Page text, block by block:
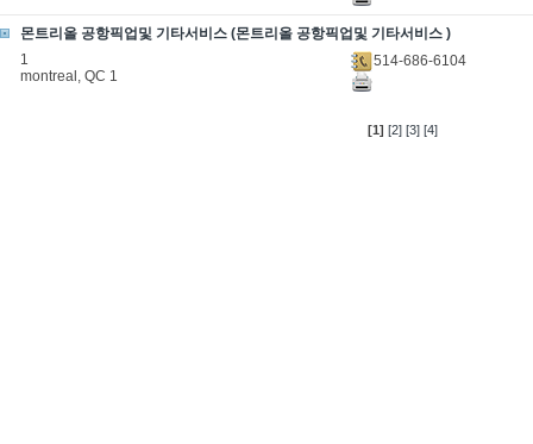
몬트리올 공항픽업및 기타서비스 (몬트리올 공항픽업및 기타서비스 )
1
montreal, QC 1
514-686-6104
[1] [2] [3] [4]